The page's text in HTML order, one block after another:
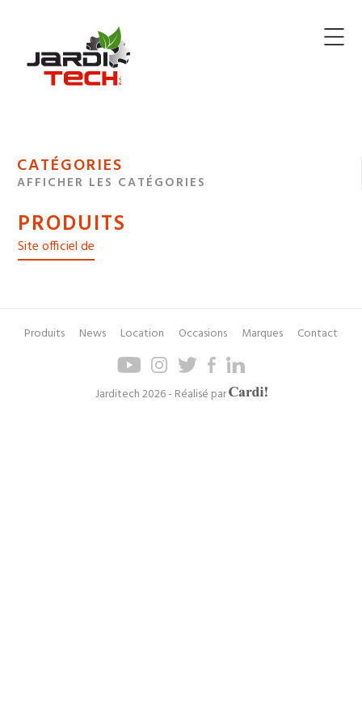
Jarditech
MENU
DE
DES
CATÉGORIES
AFFICHER LES CATÉGORIES
PRODUITS
Site officiel de
Pied
Menu
navigation
Produits News Location Occasions Marques Contact
Jarditech 2026 - Réalisé par
Axel